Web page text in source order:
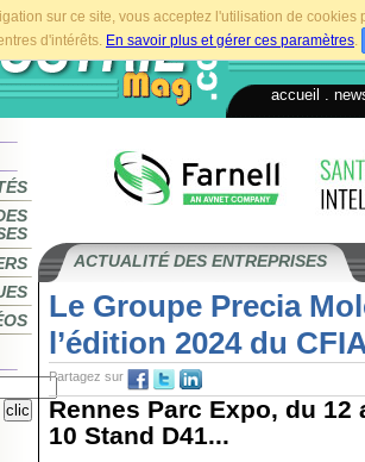
sur ce site, vous acceptez l'utilisation de
d'intérêts. En savoir plus et gérer ces paramètres.
accueil
ACTUALITÉ DES ENTREPRISES
Le Groupe Precia
l’édition 2024 du
Partagez sur
Rennes Parc Expo, du 12
10 Stand D41...